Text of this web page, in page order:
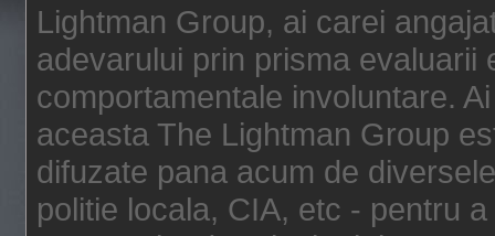
Lightman Group, ai carei
adevarului prin prisma evaluarii
comportamentale involuntare.
aceasta The Lightman Group
difuzate pana acum de
politie locala, CIA, etc - pentru